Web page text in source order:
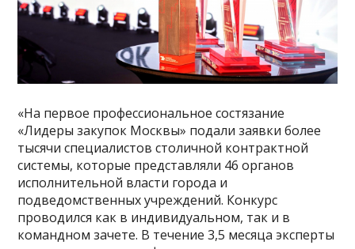
«На первое профессиональное состязание
«Лидеры закупок Москвы» подали заявки более
тысячи специалистов столичной контрактной
системы, которые представляли 46 органов
исполнительной власти города и
подведомственных учреждений. Конкурс
проводился как в индивидуальном, так и в
командном зачете. В течение 3,5 месяца эксперты